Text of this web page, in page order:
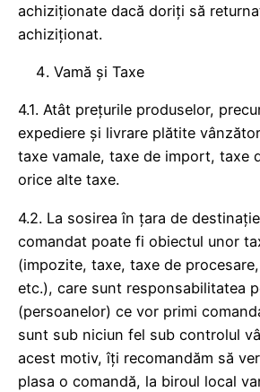
achiziționate dacă doriți să
achiziționat.
Vamă și Taxe
4.1. Atât prețurile produselor,
expediere și livrare plătite
taxe vamale, taxe de import, taxe
orice alte taxe.
4.2. La sosirea în țara de
comandat poate fi obiectul unor
(impozite, taxe, taxe de
etc.), care sunt responsabilitatea
(persoanelor) ce vor primi
sunt sub niciun fel sub controlul
acest motiv, îți recomandăm să
plasa o comandă, la biroul local